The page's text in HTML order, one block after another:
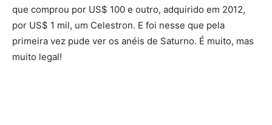
que comprou por US$ 100 e outro, adquirido em 2012,
por US$ 1 mil, um Celestron. E foi nesse que pela
primeira vez pude ver os anéis de Saturno. É muito, mas
muito legal!